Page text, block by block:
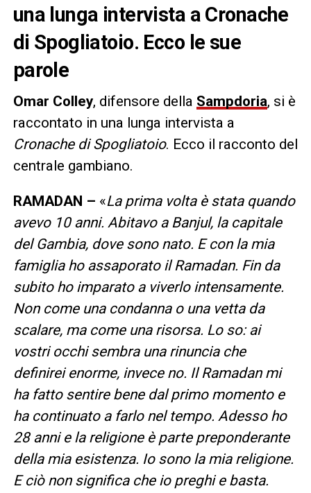
una lunga intervista a Cronache
di Spogliatoio. Ecco le sue
parole
Omar Colley, difensore della Sampdoria, si è
raccontato in una lunga intervista a
Cronache di Spogliatoio. Ecco il racconto del
centrale gambiano.
RAMADAN – «La prima volta è stata quando
avevo 10 anni. Abitavo a Banjul, la capitale
del Gambia, dove sono nato. E con la mia
famiglia ho assaporato il Ramadan. Fin da
subito ho imparato a viverlo intensamente.
Non come una condanna o una vetta da
scalare, ma come una risorsa. Lo so: ai
vostri occhi sembra una rinuncia che
definirei enorme, invece no. Il Ramadan mi
ha fatto sentire bene dal primo momento e
ha continuato a farlo nel tempo. Adesso ho
28 anni e la religione è parte preponderante
della mia esistenza. Io sono la mia religione.
E ciò non significa che io preghi e basta.